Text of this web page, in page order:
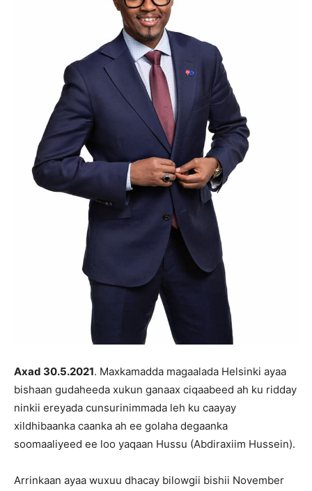
Axad 30.5.2021. Maxkamadda magaalada Helsinki ayaa
bishaan gudaheeda xukun ganaax ciqaabeed ah ku ridday
ninkii ereyada cunsurinimmada leh ku caayay
xildhibaanka caanka ah ee golaha degaanka
soomaaliyeed ee loo yaqaan Hussu (Abdiraxiim Hussein).
Arrinkaan ayaa wuxuu dhacay bilowgii bishii November